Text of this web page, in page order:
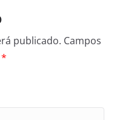
publicado. Campos
*